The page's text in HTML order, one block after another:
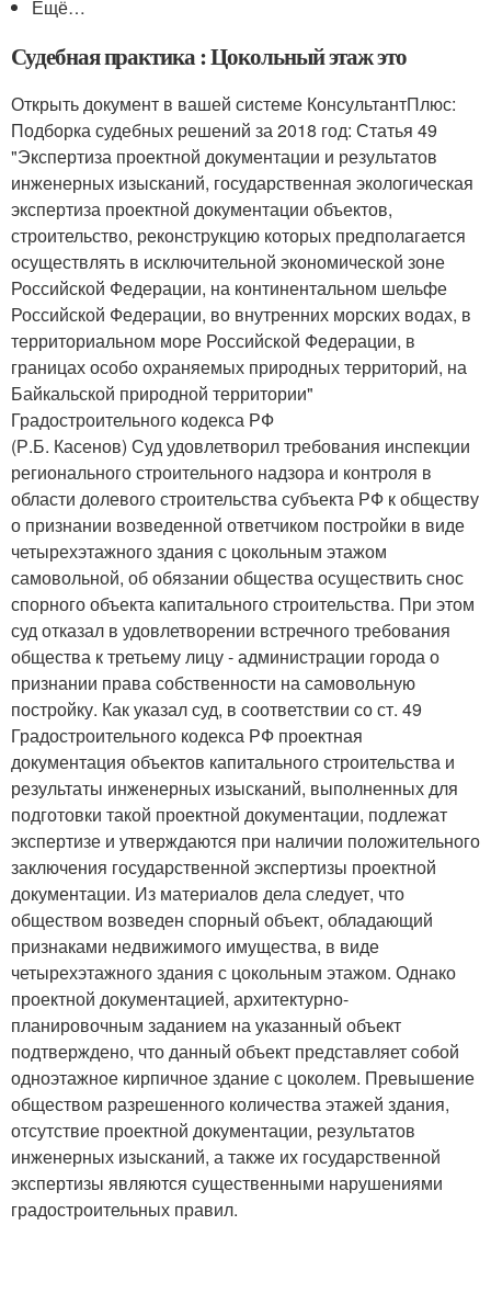
Ещё…
Судебная практика : Цокольный этаж это
Открыть документ в вашей системе КонсультантПлюс:
Подборка судебных решений за 2018 год: Статья 49
"Экспертиза проектной документации и результатов
инженерных изысканий, государственная экологическая
экспертиза проектной документации объектов,
строительство, реконструкцию которых предполагается
осуществлять в исключительной экономической зоне
Российской Федерации, на континентальном шельфе
Российской Федерации, во внутренних морских водах, в
территориальном море Российской Федерации, в
границах особо охраняемых природных территорий, на
Байкальской природной территории"
Градостроительного кодекса РФ
(Р.Б. Касенов) Суд удовлетворил требования инспекции
регионального строительного надзора и контроля в
области долевого строительства субъекта РФ к обществу
о признании возведенной ответчиком постройки в виде
четырехэтажного здания с цокольным этажом
самовольной, об обязании общества осуществить снос
спорного объекта капитального строительства. При этом
суд отказал в удовлетворении встречного требования
общества к третьему лицу - администрации города о
признании права собственности на самовольную
постройку. Как указал суд, в соответствии со ст. 49
Градостроительного кодекса РФ проектная
документация объектов капитального строительства и
результаты инженерных изысканий, выполненных для
подготовки такой проектной документации, подлежат
экспертизе и утверждаются при наличии положительного
заключения государственной экспертизы проектной
документации. Из материалов дела следует, что
обществом возведен спорный объект, обладающий
признаками недвижимого имущества, в виде
четырехэтажного здания с цокольным этажом. Однако
проектной документацией, архитектурно-
планировочным заданием на указанный объект
подтверждено, что данный объект представляет собой
одноэтажное кирпичное здание с цоколем. Превышение
обществом разрешенного количества этажей здания,
отсутствие проектной документации, результатов
инженерных изысканий, а также их государственной
экспертизы являются существенными нарушениями
градостроительных правил.